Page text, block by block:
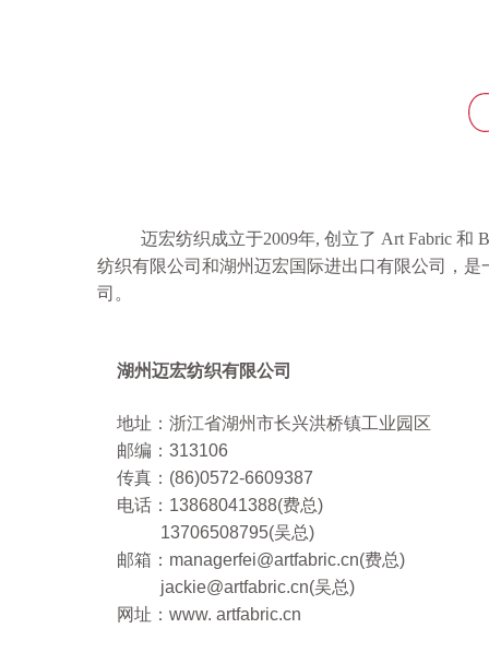
迈宏纺织成立于2009年, 创立了 Art Fabric 和
纺织有限公司和湖州迈宏国际进出口有限公司，
司。
湖州迈宏纺织有限公司
地址：浙江省湖州市长兴洪桥镇工业园区
邮编：313106
传真：(86)0572-6609387
电话： 13868041388(费总)
13706508795(吴总)
邮箱： managerfei@artfabric.cn(费总)
jackie@artfabric.cn(吴总)
网址：www. artfabric.cn